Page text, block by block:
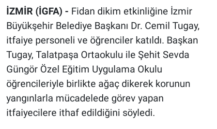
İZMİR (İGFA) - Fidan dikim etkinliğine İzmir
Büyükşehir Belediye Başkanı Dr. Cemil Tugay,
itfaiye personeli ve öğrenciler katıldı. Başkan
Tugay, Talatpaşa Ortaokulu ile Şehit Sevda
Güngör Özel Eğitim Uygulama Okulu
öğrencileriyle birlikte ağaç dikerek korunun
yangınlarla mücadelede görev yapan
itfaiyecilere ithaf edildiğini söyledi.